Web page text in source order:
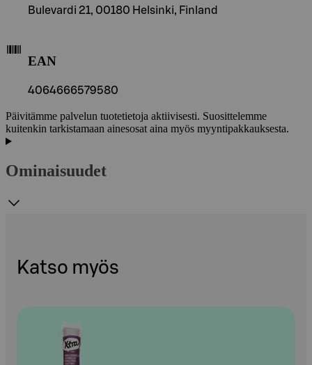
Bulevardi 21, 00180 Helsinki, Finland
EAN
4064666579580
Päivitämme palvelun tuotetietoja aktiivisesti. Suosittelemme
kuitenkin tarkistamaan ainesosat aina myös myyntipakkauksesta.
Ominaisuudet
Katso myös